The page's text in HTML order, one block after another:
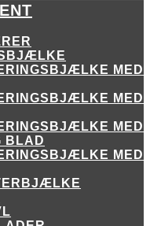
MED
MED
MED
BLAD
MED